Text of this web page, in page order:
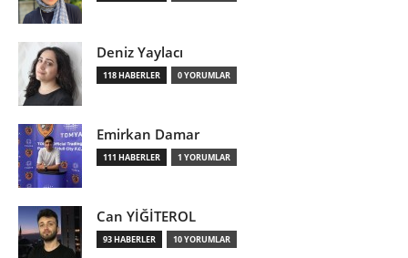
Deniz Yaylacı
118 HABERLER 0 YORUMLAR
Emirkan Damar
111 HABERLER 1 YORUMLAR
Can YİĞİTEROL
93 HABERLER 10 YORUMLAR